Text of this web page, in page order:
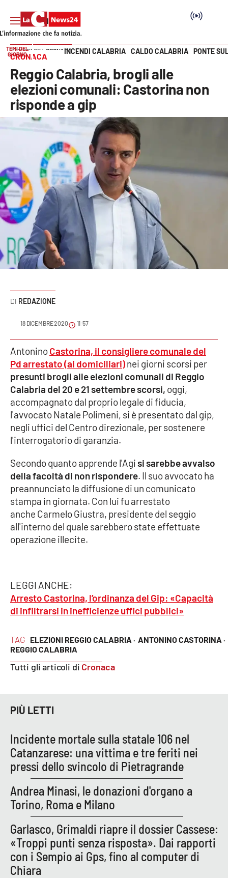
SEZIONI
Cronaca
Politica
Attualità
Economia e lavoro
Italia Mondo
Sanità
Sport
Meteo
Editoriali
VIDEO
Ambiente
Cultura
Economia e Lavoro
Politica
Società
Sport
RUBRICHE
Good Morning Vietnam
Imprese Di Calabria
Le perfidie di Antonella Grippo
Venti di comunicazione
STREAMING
LaC TV
Vai
TEMI DEL
GIORNO
INCENDI CALABRIA CALDO CALABRIA PONTE
HOME PAGE CRONACA
CRONACA
Reggio Calabria, brogli alle
elezioni comunali: Castorina non
risponde a gip
REDAZIONE
18 DICEMBRE 2020 11:57
TAG ELEZIONI REGGIO CALABRIA · ANTONINO CASTORINA ·
REGGIO CALABRIA
Tutti gli articoli di Cronaca
AntoninoCastorina, il consigliere comunale del
Pd arrestato (ai domiciliari)nei giorni scorsi per
presunti brogli alle elezioni comunali di Reggio
Calabria del 20 e 21 settembre scorsi, oggi,
accompagnato dal proprio legale di fiducia,
l'avvocato Natale Polimeni, si è presentato dal gip,
negli uffici del Centro direzionale, per sostenere
l'interrogatorio di garanzia.
Secondo quanto apprende l'Agisi sarebbe avvalso
della facoltà di non rispondere. Il suo avvocato ha
preannunciato la diffusione di un comunicato
stampa in giornata. Con lui fu arrestato
anche Carmelo Giustra, presidente del seggio
all'interno del quale sarebbero state effettuate
operazione illecite.
LEGGI ANCHE:
Arresto Castorina, l’ordinanza del Gip: «Capacità
di infiltrarsi in inefficienze uffici pubblici»
PIÙ LETTI
Incidente mortale sulla statale 106 nel
Catanzarese: una vittima e tre feriti nei
pressi dello svincolo di Pietragrande
Andrea Minasi, le donazioni d'organo a
Torino, Roma e Milano
Garlasco, Grimaldi riapre il dossier Cassese:
«Troppi punti senza risposta». Dai rapporti
con i Sempio ai Gps, fino al computer di
Chiara